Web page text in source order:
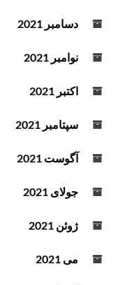
دسامبر 2021
نوامبر 2021
اکتبر 2021
سپتامبر 2021
آگوست 2021
جولای 2021
ژوئن 2021
می 2021